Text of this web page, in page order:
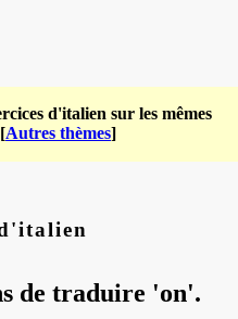
d'italien sur les mêmes
[Autres thèmes]
de traduire 'on'.